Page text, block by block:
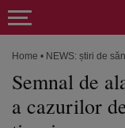
Home • NEWS: știri de
Semnal de
a cazurilor